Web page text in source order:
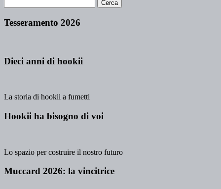
Tesseramento 2026
Dieci anni di hookii
La storia di hookii a fumetti
Hookii ha bisogno di voi
Lo spazio per costruire il nostro futuro
Muccard 2026: la vincitrice